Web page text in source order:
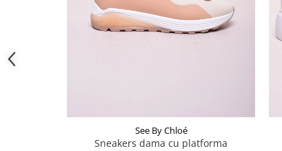
See By Chloé
Sneakers dama cu platforma